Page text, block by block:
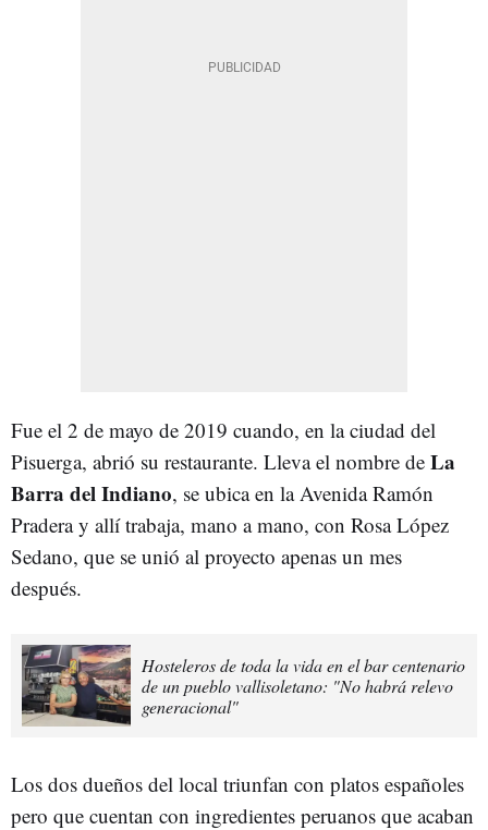
Fue el 2 de mayo de 2019 cuando, en la ciudad del
Pisuerga, abrió su restaurante. Lleva el nombre de La
Barra del Indiano, se ubica en la Avenida Ramón
Pradera y allí trabaja, mano a mano, con Rosa López
Sedano, que se unió al proyecto apenas un mes
después.
Hosteleros de toda la vida en el bar centenario
de un pueblo vallisoletano: "No habrá relevo
generacional"
Los dos dueños del local triunfan con platos españoles
pero que cuentan con ingredientes peruanos que acaban